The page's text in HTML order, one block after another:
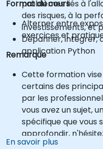
problèmes liés à
des risques, à la
investissements, et
Dépanner, intégrer,
application Python
Format du cours
Alterner entre
exercices et
Remarque
Cette formation
certains des
par les
vous avez un sujet,
spécifique que vous
approfondir,
d'en convenir.
En savoir plus